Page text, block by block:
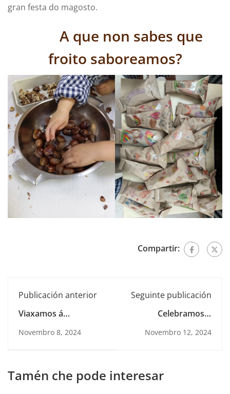
gran festa do magosto.
A que non sabes que
froito saboreamos?
Compartir:
Publicación anterior
Viaxamos á
Novembro 8, 2024
Seguinte publicación
Celebramos o
Novembro 12, 2024
Tamén che pode interesar